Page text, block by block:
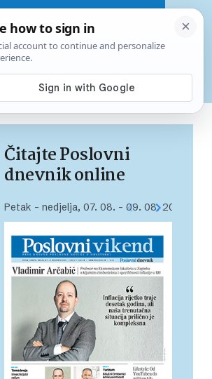
Već od 10 EUR mjesečno
Čitajte Poslovni
dnevnik online
Petak – nedjelja, 07. 08. – 09. 08. 2026.